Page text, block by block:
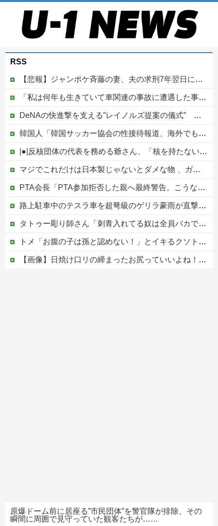
RSS
【悲報】ジャンポケ斉藤の妻、夫の求刑7年翌日にウキウキでInstagram更新
「私は何年も生きていて車関連の事故に遭遇した事がありません、これが保険に入る必要がない答えです。任意保険入れ は押し付け」←大炎上でボコボコにｗｗｗｗｗｗｗｗｗｗｗ
DeNAの快進撃を支える”レイノルズ提案の儀式” 決勝2ランの宮下が明かす「儀式を始めてから、チームが一つになっている」
韓国人「韓国サッカー協会の性接待報道、海外でも大騒ぎに・・・2002年W杯4強の記録取り消しの声も」→「マジで国の恥だ」「2002年まで疑う価値...
|●|反核団体の代表を務める爺さん、「核を持たないで日本を守れますか」と中学生に詰問された結果……
マジでこれだけは日本製じゃないとダメな物 、ガチで何がある？他
PTA会長「PTA参加拒否した親へ最終警告。こうなってもいい？」
路上駐車中のテスラ車を超弩級のゲリラ豪雨が直撃、水が溢れてどんどん浸かっていくのを……
タトゥー彫り師さん「刺青入れてる奴は全員バカです」→30万再生ｗｗｗｗｗｗ
トメ「お腹の子は孫と認めない！」とイキるクソトメに父親不明のコトメ子を引き合いに出した私。トメ「米軍の血筋よ！」私「〇〇じゃないですか」←得体の知れない～はお前（コトメ）のところだろｗ
【画像】日焼け口リの締まったお尻っていいよね！ｗｗｗｗｗ
原爆ドーム前に居座る”市民団体”を警官隊が排除、その
瞬間に周囲で見守っていた観客たちが……